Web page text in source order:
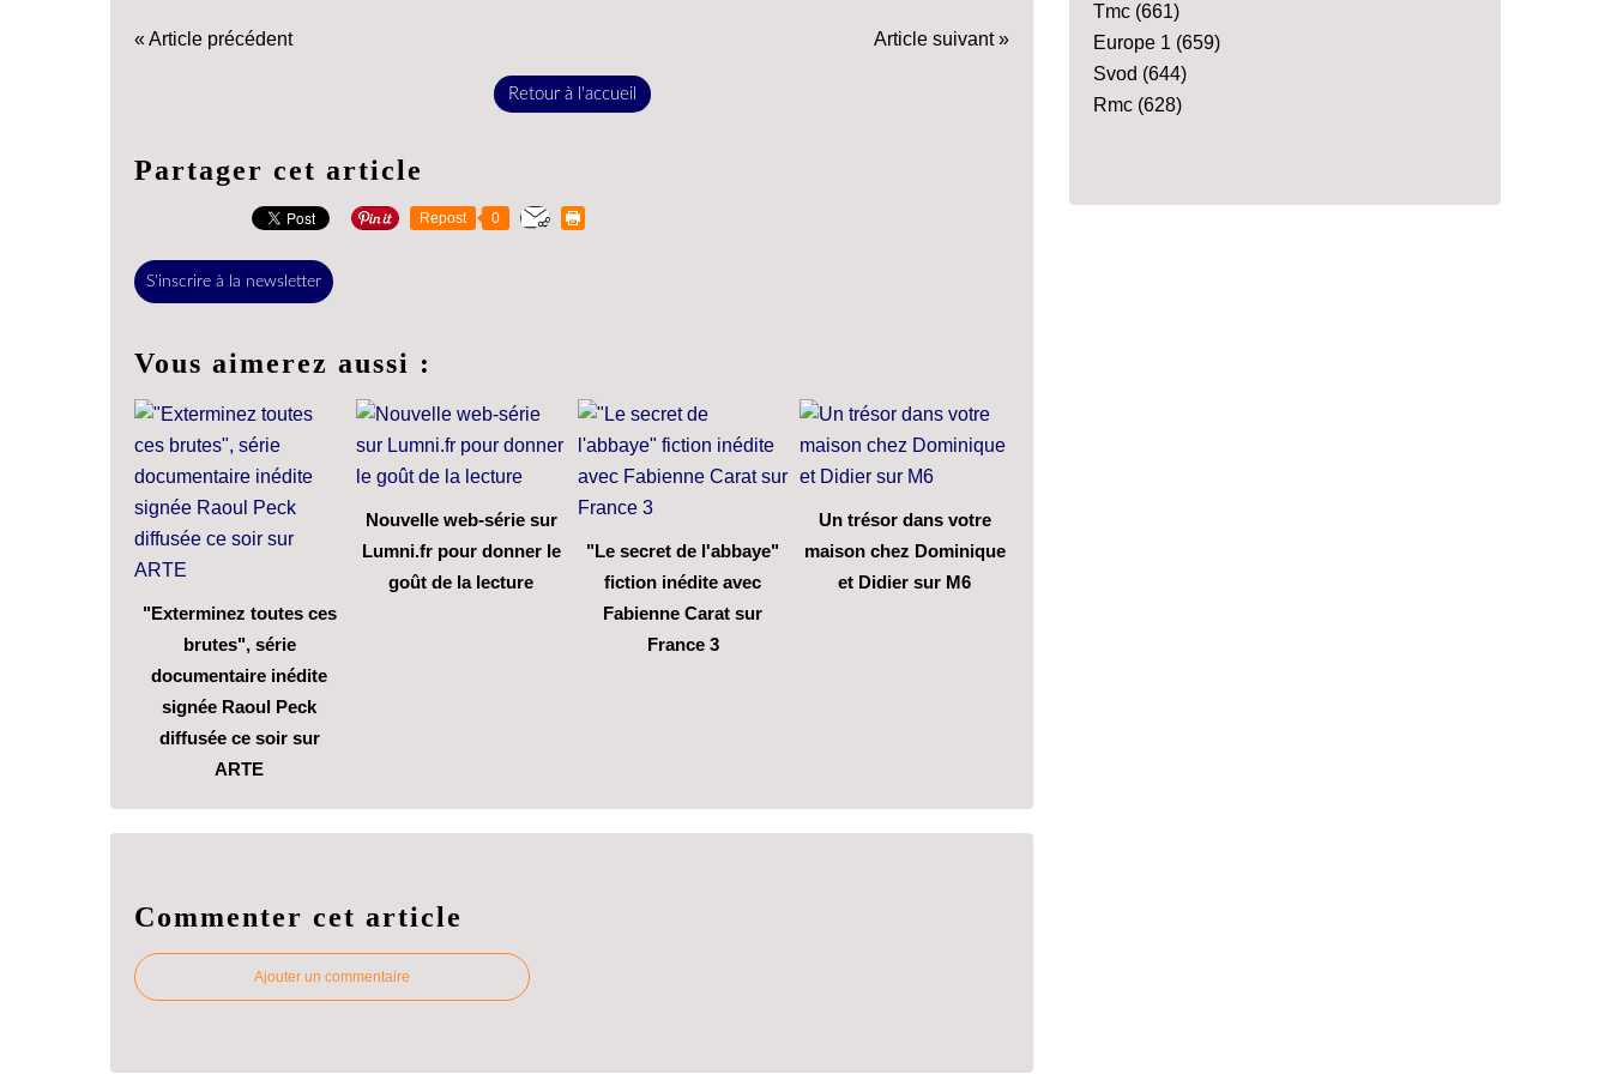
« Article précédent Article suivant »
Retour à l'accueil
Partager cet article
Repost 0
S'inscrire à la newsletter
Vous aimerez aussi :
"Exterminez toutes ces
brutes", série
documentaire inédite
signée Raoul Peck
diffusée ce soir sur
ARTE
Nouvelle web-série sur
Lumni.fr pour donner le
goût de la lecture
"Le secret de l'abbaye"
fiction inédite avec
Fabienne Carat sur
France 3
Un trésor dans votre
maison chez Dominique
et Didier sur M6
Commenter cet article
Ajouter un commentaire
Tmc (661)
Europe 1 (659)
Svod (644)
Rmc (628)